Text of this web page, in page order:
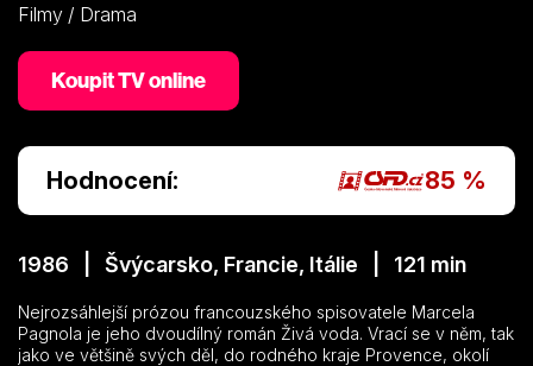
Filmy / Drama
Koupit TV online
Hodnocení: 85 %
1986 | Švýcarsko, Francie, Itálie | 121 min
Nejrozsáhlejší prózou francouzského spisovatele Marcela
Pagnola je jeho dvoudílný román Živá voda. Vrací se v něm, tak
jako ve většině svých děl, do rodného kraje Provence, okolí